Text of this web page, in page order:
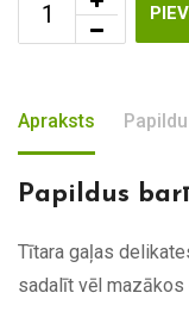
Apraksts
Papildus
Tītara gaļas
sadalīt vēl mazākos